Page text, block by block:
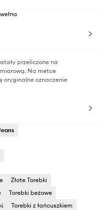
przeliczone na
Na metce
oryginalne oznaczenie
Złote Torebki
Torebki beżowe
Torebki z łańcuszkiem